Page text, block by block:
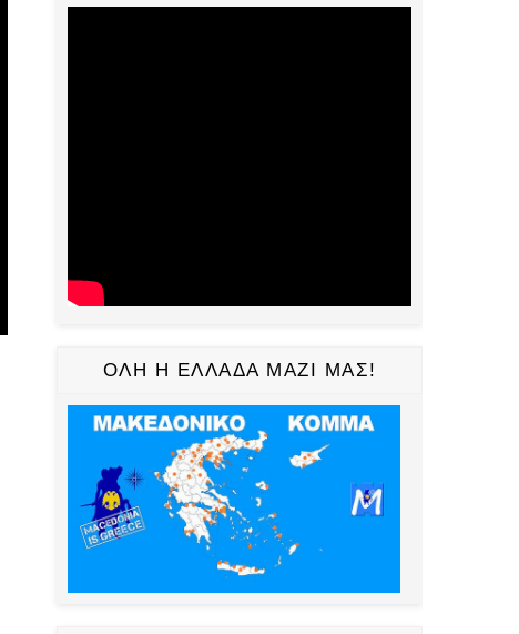
ΟΛΗ Η ΕΛΛΑΔΑ ΜΑΖΙ ΜΑΣ!